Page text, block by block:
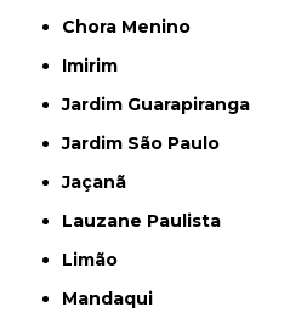
Chora Menino
Imirim
Jardim Guarapiranga
Jardim São Paulo
Jaçanã
Lauzane Paulista
Limão
Mandaqui